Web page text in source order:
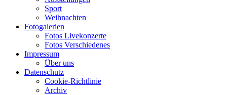
Sport
Weihnachten
Fotogalerien
Fotos Livekonzerte
Fotos Verschiedenes
Impressum
Über uns
Datenschutz
Cookie-Richtlinie
Archiv